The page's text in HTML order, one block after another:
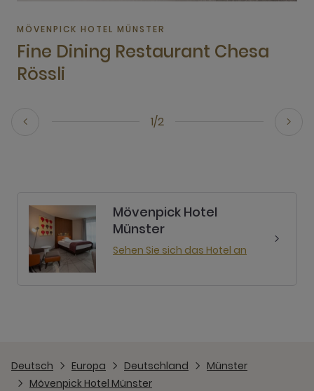
1/2
MÖVENPICK HOTEL MÜNSTER
Fine Dining Restaurant Chesa
Rössli
Mövenpick Hotel
Münster
Sehen Sie sich das Hotel an
Deutsch Europa Deutschland
Münster
Mövenpick Hotel Münster